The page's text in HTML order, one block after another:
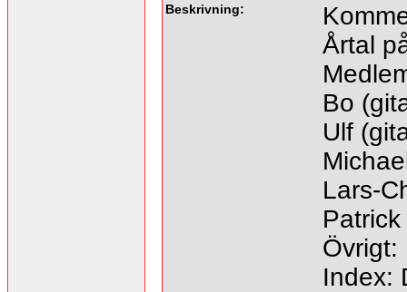
Beskrivning:
Årtal
Bo
Ulf
Lars-
Övrigt:
Index: